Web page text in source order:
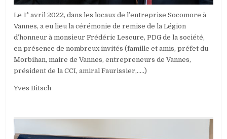
Le 1° avril 2022, dans les locaux de l’entreprise Socomore à
Vannes, a eu lieu la cérémonie de remise de la Légion
d’honneur à monsieur Frédéric Lescure, PDG de la société,
en présence de nombreux invités (famille et amis, préfet du
Morbihan, maire de Vannes, entrepreneurs de Vannes,
président de la CCI, amiral Faurissier,…..)
Yves Bitsch